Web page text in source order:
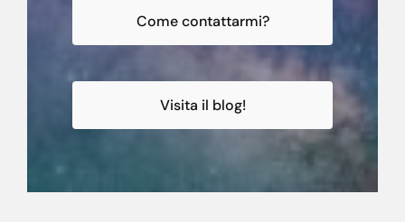
Come contattarmi?
Visita il blog!